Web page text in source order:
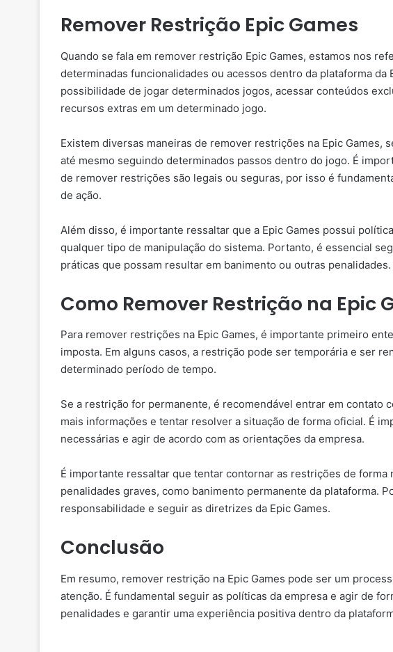
Remover Restrição Epic Games
Quando se fala em remover restrição Epic Games, estamos nos
determinadas funcionalidades ou acessos dentro da plataforma da
possibilidade de jogar determinados jogos, acessar conteúdos
recursos extras em um determinado jogo.
Existem diversas maneiras de remover restrições na Epic Games,
até mesmo seguindo determinados passos dentro do jogo. É
de remover restrições são legais ou seguras, por isso é
de ação.
Além disso, é importante ressaltar que a Epic Games possui
qualquer tipo de manipulação do sistema. Portanto, é essencial
práticas que possam resultar em banimento ou outras penalidades.
Como Remover Restrição na Epic
Para remover restrições na Epic Games, é importante primeiro
imposta. Em alguns casos, a restrição pode ser temporária e ser
determinado período de tempo.
Se a restrição for permanente, é recomendável entrar em contato
mais informações e tentar resolver a situação de forma oficial. É
necessárias e agir de acordo com as orientações da empresa.
É importante ressaltar que tentar contornar as restrições de forma
penalidades graves, como banimento permanente da plataforma.
responsabilidade e seguir as diretrizes da Epic Games.
Conclusão
Em resumo, remover restrição na Epic Games pode ser um
atenção. É fundamental seguir as políticas da empresa e agir de
penalidades e garantir uma experiência positiva dentro da